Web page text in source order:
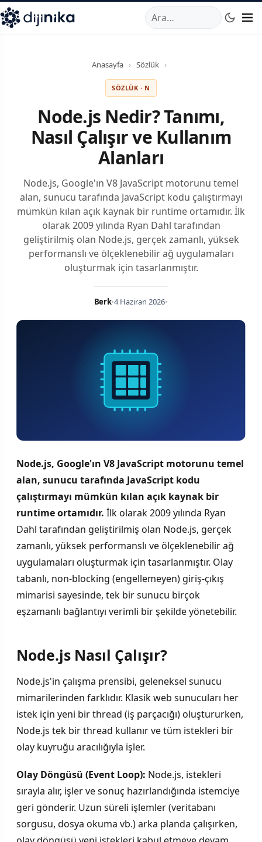
,Marmara Mahallesi,Beylikdüzü34520TRTelefon:0850
Anasayfa › Sözlük ›
SÖZLÜK · N
Node.js Nedir? Tanımı,
Nasıl Çalışır ve Kullanım
Alanları
Node.js, Google'ın V8 JavaScript motorunu temel
alan, sunucu tarafında JavaScript kodu çalıştırmayı
mümkün kılan açık kaynak bir runtime ortamıdır. İlk
olarak 2009 yılında Ryan Dahl tarafından
geliştirilmiş olan Node.js, gerçek zamanlı, yüksek
performanslı ve ölçeklenebilir ağ uygulamaları
oluşturmak için tasarlanmıştır.
Berk•4 Haziran 2026•
Node.js, Google'ın V8 JavaScript motorunu temel
alan, sunucu tarafında JavaScript kodu
çalıştırmayı mümkün kılan açık kaynak bir
runtime ortamıdır. İlk olarak 2009 yılında Ryan
Dahl tarafından geliştirilmiş olan Node.js, gerçek
zamanlı, yüksek performanslı ve ölçeklenebilir ağ
uygulamaları oluşturmak için tasarlanmıştır. Olay
tabanlı, non-blocking (engellemeyen) giriş-çıkış
mimarisi sayesinde, tek bir sunucu birçok
eşzamanlı bağlantıyı verimli bir şekilde yönetebilir.
Node.js Nasıl Çalışır?
Node.js'in çalışma prensibi, geleneksel sunucu
mimarilerinden farklıdır. Klasik web sunucuları her
istek için yeni bir thread (iş parçacığı) oluştururken,
Node.js tek bir thread kullanır ve tüm istekleri bir
olay kuyruğu aracılığıyla işler.
Olay Döngüsü (Event Loop): Node.js, istekleri
sırayla alır, işler ve sonuç hazırlandığında istemciye
geri gönderir. Uzun süreli işlemler (veritabanı
sorgusu, dosya okuma vb.) arka planda çalışırken,